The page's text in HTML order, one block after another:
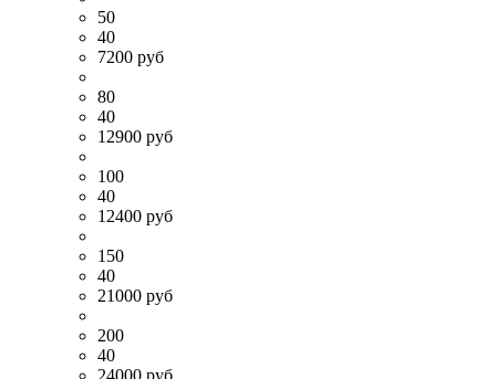
50
40
7200 руб
80
40
12900 руб
100
40
12400 руб
150
40
21000 руб
200
40